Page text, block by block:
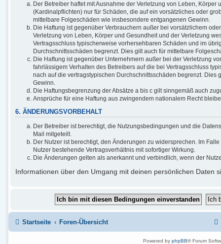
Der Betreiber haftet mit Ausnahme der Verletzung von Leben,
(Kardinalpflichten) nur für Schäden, die auf ein vorsätzliches oder
mittelbare Folgeschäden wie insbesondere entgangenen Gewinn.
Die Haftung ist gegenüber Verbrauchern außer bei vorsätzlichem
Verletzung von Leben, Körper und Gesundheit und der Verletzung
Vertragsschluss typischerweise vorhersehbaren Schäden und im
Durchschnittsschäden begrenzt. Dies gilt auch für mittelbare
Die Haftung ist gegenüber Unternehmern außer bei der Verletzung
fahrlässigem Verhalten des Betreibers auf die bei Vertragsschluss
nach auf die vertragstypischen Durchschnittsschäden begrenzt.
Gewinn.
Die Haftungsbegrenzung der Absätze a bis c gilt sinngemäß auch
Ansprüche für eine Haftung aus zwingendem nationalem Recht
6. ÄNDERUNGSVORBEHALT
Der Betreiber ist berechtigt, die Nutzungsbedingungen und die
Mail mitgeteilt.
Der Nutzer ist berechtigt, den Änderungen zu widersprechen. Im
Nutzer bestehende Vertragsverhältnis mit sofortiger Wirkung.
Die Änderungen gelten als anerkannt und verbindlich, wenn der
Informationen über den Umgang mit deinen persönlichen Daten
Startseite Foren-Übersicht
Powered by phpBB® Forum